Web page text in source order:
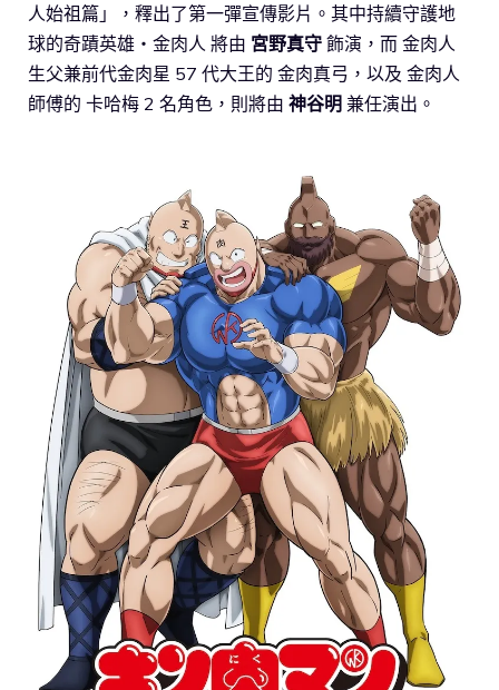
人始祖篇」，釋出了第一彈宣傳影片。其中持續守護地
球的奇蹟英雄・金肉人 將由 宮野真守 飾演，而 金肉人
生父兼前代金肉星 57 代大王的 金肉真弓，以及 金肉人
師傅的 卡哈梅 2 名角色，則將由 神谷明 兼任演出。